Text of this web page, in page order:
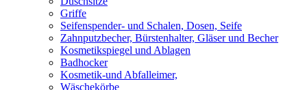
Griffe
Seifenspender- und Schalen, Dosen, Seife
Zahnputzbecher, Bürstenhalter, Gläser und Becher
Kosmetikspiegel und Ablagen
Badhocker
Kosmetik-und Abfalleimer,
Wäschekörbe